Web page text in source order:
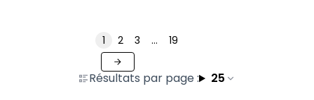
Résultats par page : 25
1 2 3 … 19